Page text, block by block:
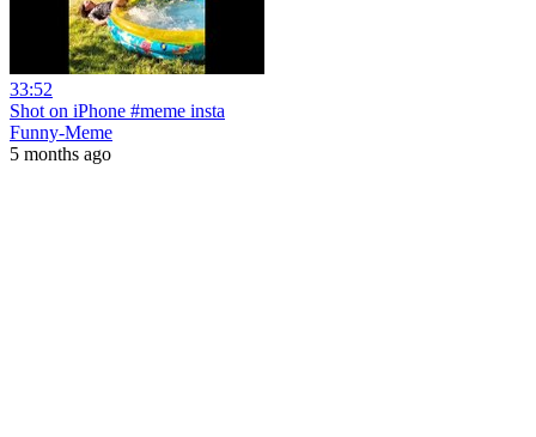
33:52
Shot on iPhone #meme insta
Funny-Meme
5 months ago